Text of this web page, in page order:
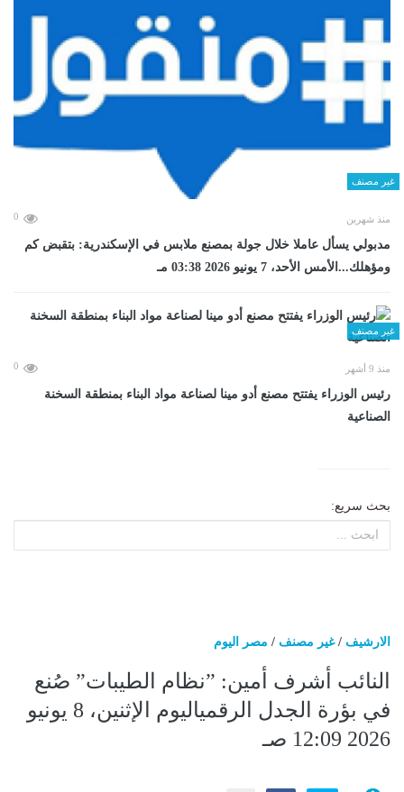
غير مصنف
منذ شهرين 0
مدبولي يسأل عاملا خلال جولة بمصنع ملابس في الإسكندرية: بتقبض كم
ومؤهلك...الأمس الأحد، 7 يونيو 2026 03:38 مـ
غير مصنف
منذ 9 أشهر 0
رئيس الوزراء يفتتح مصنع أدو مينا لصناعة مواد البناء بمنطقة السخنة
الصناعية
بحث سريع:
الارشيف /غير مصنف / مصر اليوم
النائب أشرف أمين: ”نظام الطيبات” صُنع
في بؤرة الجدل الرقمياليوم الإثنين، 8 يونيو
2026 12:09 صـ